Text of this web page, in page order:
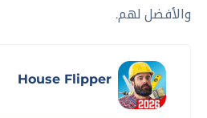
والأفضل لهم.
House Flipper